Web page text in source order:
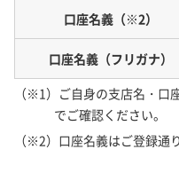
口座名義（※2）
口座名義（フリガナ）
（※1）ご自身の支店名・口
でご確認ください。
（※2）口座名義はご登録通